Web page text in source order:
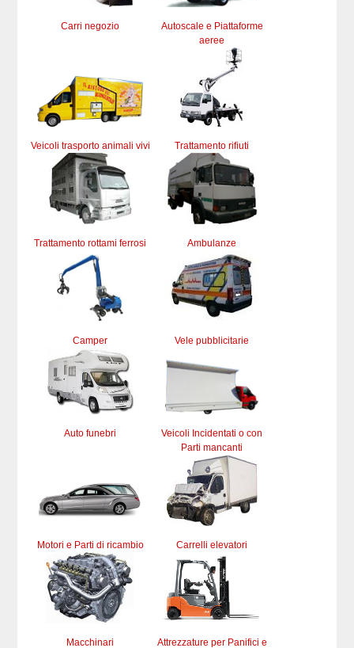
Carri negozio
Autoscale e Piattaforme
aeree
Veicoli trasporto animali vivi Trattamento rifiuti
Trattamento rottami ferrosi Ambulanze
Camper Vele pubblicitarie
Auto funebri
Veicoli Incidentati o con
Parti mancanti
Motori e Parti di ricambio Carrelli elevatori
Macchinari
Attrezzature per Panifici e